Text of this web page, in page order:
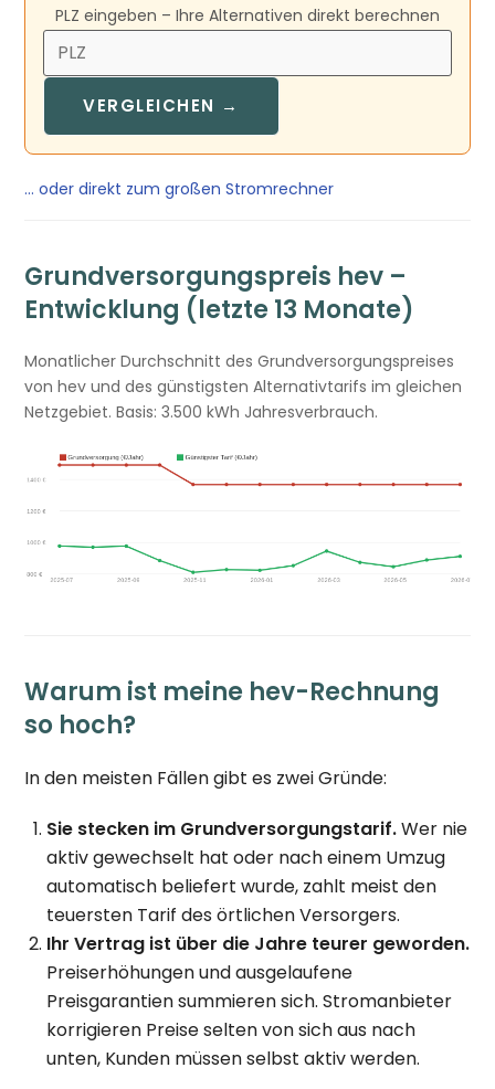
PLZ eingeben – Ihre Alternativen direkt berechnen
VERGLEICHEN →
… oder direkt zum großen Stromrechner
Grundversorgungspreis hev –
Entwicklung (letzte 13 Monate)
Monatlicher Durchschnitt des Grundversorgungspreises
von hev und des günstigsten Alternativtarifs im gleichen
Netzgebiet. Basis: 3.500 kWh Jahresverbrauch.
Warum ist meine hev-Rechnung
so hoch?
In den meisten Fällen gibt es zwei Gründe:
Sie stecken im Grundversorgungstarif.Wer nie
aktiv gewechselt hat oder nach einem Umzug
automatisch beliefert wurde, zahlt meist den
teuersten Tarif des örtlichen Versorgers.
Ihr Vertrag ist über die Jahre teurer geworden.
Preiserhöhungen und ausgelaufene
Preisgarantien summieren sich. Stromanbieter
korrigieren Preise selten von sich aus nach
unten, Kunden müssen selbst aktiv werden.